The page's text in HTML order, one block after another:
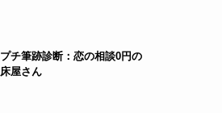
プチ筆跡診断：恋の相談0円の
床屋さん